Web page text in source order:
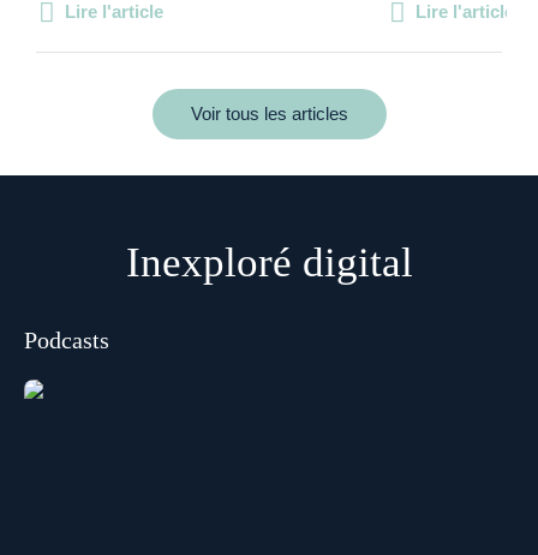
Lire l'article Lire l'article
Voir tous les articles
Inexploré digital
Podcasts